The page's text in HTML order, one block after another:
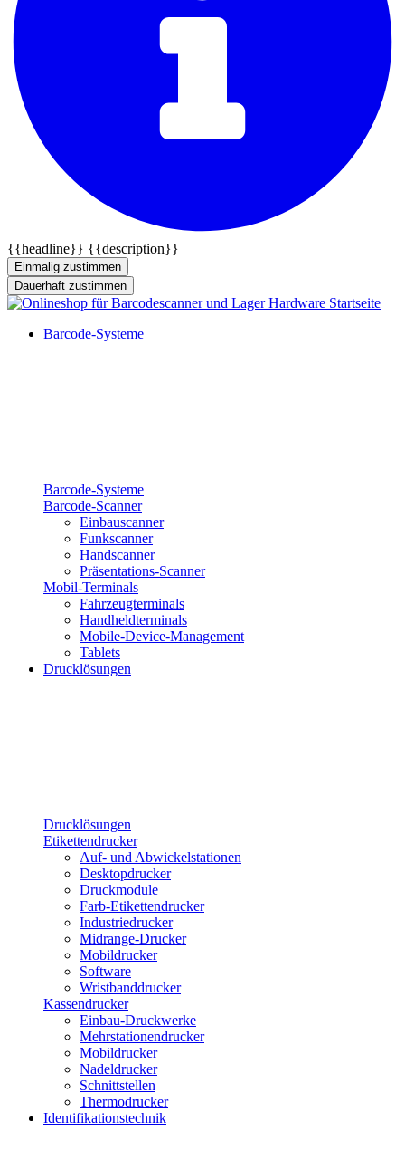
{{headline}} {{description}}
Einmalig zustimmen
Dauerhaft zustimmen
Barcode-Systeme
Barcode-Systeme
Barcode-Scanner
Einbauscanner
Funkscanner
Handscanner
Präsentations-Scanner
Mobil-Terminals
Fahrzeugterminals
Handheldterminals
Mobile-Device-Management
Tablets
Drucklösungen
Drucklösungen
Etikettendrucker
Auf- und Abwickelstationen
Desktopdrucker
Druckmodule
Farb-Etikettendrucker
Industriedrucker
Midrange-Drucker
Mobildrucker
Software
Wristbanddrucker
Kassendrucker
Einbau-Druckwerke
Mehrstationendrucker
Mobildrucker
Nadeldrucker
Schnittstellen
Thermodrucker
Identifikationstechnik